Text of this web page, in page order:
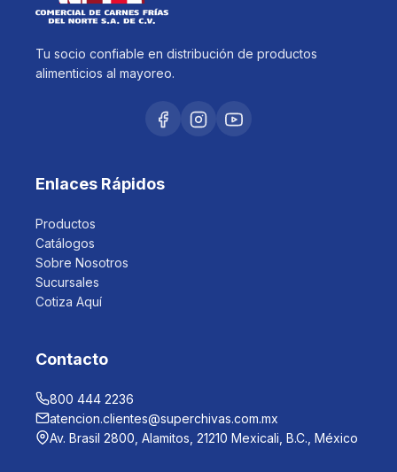
Tu socio confiable en distribución de productos
alimenticios al mayoreo.
Enlaces Rápidos
Productos
Catálogos
Sobre Nosotros
Sucursales
Cotiza Aquí
Contacto
800 444 2236
atencion.clientes@superchivas.com.mx
Av. Brasil 2800, Alamitos, 21210 Mexicali, B.C., México